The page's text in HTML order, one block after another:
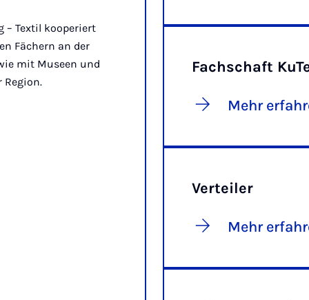
– Textil kooperiert
Fächern an der
mit Museen und
Region.
Fachschaft
Mehr
Verteiler
Mehr